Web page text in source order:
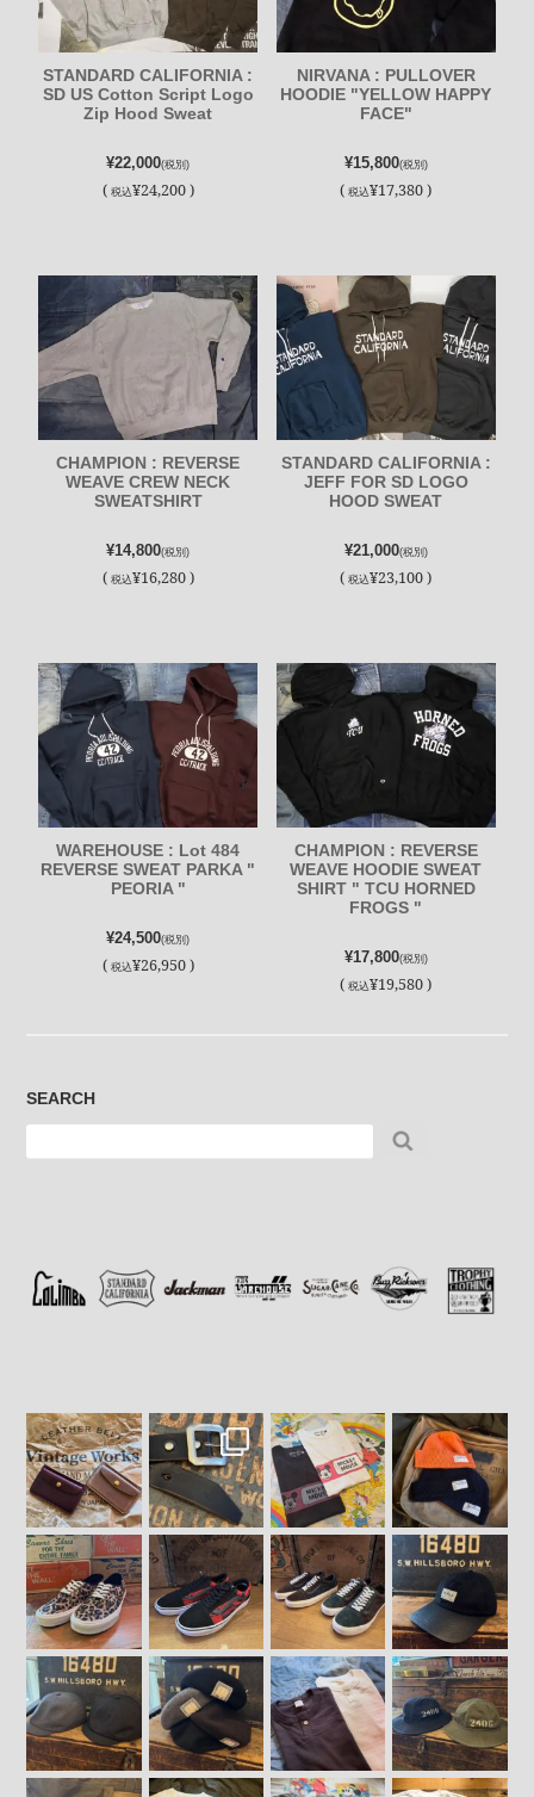
STANDARD CALIFORNIA :
SD US Cotton Script Logo
Zip Hood Sweat
¥22,000(税別)
( 税込¥24,200 )
NIRVANA : PULLOVER
HOODIE "YELLOW HAPPY
FACE"
¥15,800(税別)
(税込¥17,380 )
CHAMPION : REVERSE
WEAVE CREW NECK
SWEATSHIRT
¥14,800(税別)
( 税込¥16,280 )
STANDARD CALIFORNIA :
JEFF FOR SD LOGO
HOOD SWEAT
¥21,000(税別)
(税込¥23,100 )
WAREHOUSE : Lot 484
REVERSE SWEAT PARKA "
PEORIA "
¥24,500(税別)
( 税込¥26,950 )
CHAMPION : REVERSE
WEAVE HOODIE SWEAT
SHIRT " TCU HORNED
FROGS "
¥17,800(税別)
(税込¥19,580 )
SEARCH